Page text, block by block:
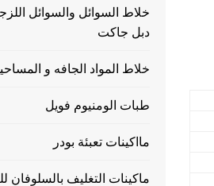
خلاط السوائل والسوائل
دبل جاكت
خلاط المواد الجافه و
طبات الومنيوم فويل
مااكينات تعبئة بودر
ماكينات التغليف بالسلوفان